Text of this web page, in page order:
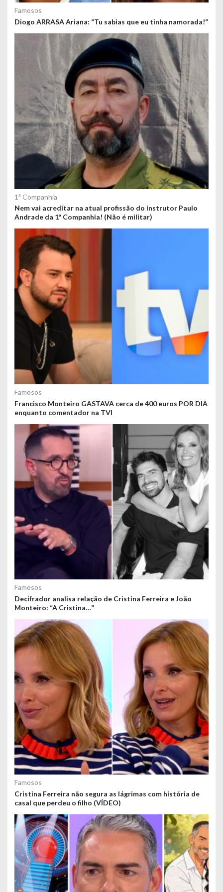
Famosos
Diogo ARRASA Ariana: “Tu sabias que eu tinha namorada!”
1ª Companhia
Nem vai acreditar na atual profissão do instrutor Paulo
Andrade da 1ª Companhia! (Não é militar)
Famosos
Francisco Monteiro GASTAVA cerca de 400 euros POR DIA
enquanto comentador na TVI
Famosos
Decifrador analisa relação de Cristina Ferreira e João
Monteiro: “A Cristina…”
Famosos
Cristina Ferreira não segura as lágrimas com história de
casal que perdeu o filho (VÍDEO)